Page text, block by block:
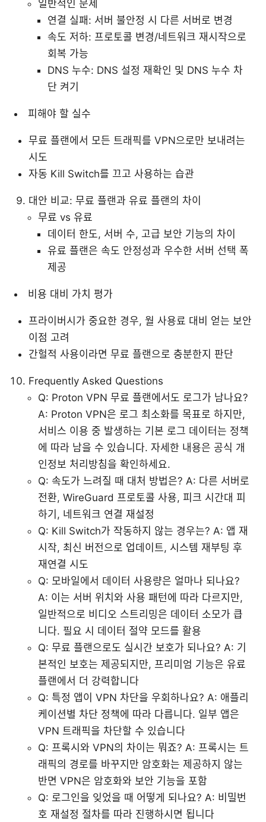
일반적인 문제
연결 실패: 서버 불안정 시 다른 서버로 변경
속도 저하: 프로토콜 변경/네트워크 재시작으로
회복 가능
DNS 누수: DNS 설정 재확인 및 DNS 누수 차
단 켜기
피해야 할 실수
무료 플랜에서 모든 트래픽를 VPN으로만 보내려는
시도
자동 Kill Switch를 끄고 사용하는 습관
대안 비교: 무료 플랜과 유료 플랜의 차이
무료 vs 유료
데이터 한도, 서버 수, 고급 보안 기능의 차이
유료 플랜은 속도 안정성과 우수한 서버 선택 폭
제공
비용 대비 가치 평가
프라이버시가 중요한 경우, 월 사용료 대비 얻는 보안
이점 고려
간헐적 사용이라면 무료 플랜으로 충분한지 판단
Frequently Asked Questions
Q: Proton VPN 무료 플랜에서도 로그가 남나요?
A: Proton VPN은 로그 최소화를 목표로 하지만,
서비스 이용 중 발생하는 기본 로그 데이터는 정책
에 따라 남을 수 있습니다. 자세한 내용은 공식 개
인정보 처리방침을 확인하세요.
Q: 속도가 느려질 때 대처 방법은? A: 다른 서버로
전환, WireGuard 프로토콜 사용, 피크 시간대 피
하기, 네트워크 연결 재설정
Q: Kill Switch가 작동하지 않는 경우는? A: 앱 재
시작, 최신 버전으로 업데이트, 시스템 재부팅 후
재연결 시도
Q: 모바일에서 데이터 사용량은 얼마나 되나요?
A: 이는 서버 위치와 사용 패턴에 따라 다르지만,
일반적으로 비디오 스트리밍은 데이터 소모가 큽
니다. 필요 시 데이터 절약 모드를 활용
Q: 무료 플랜으로도 실시간 보호가 되나요? A: 기
본적인 보호는 제공되지만, 프리미엄 기능은 유료
플랜에서 더 강력합니다
Q: 특정 앱이 VPN 차단을 우회하나요? A: 애플리
케이션별 차단 정책에 따라 다릅니다. 일부 앱은
VPN 트래픽을 차단할 수 있습니다
Q: 프록시와 VPN의 차이는 뭐죠? A: 프록시는 트
래픽의 경로를 바꾸지만 암호화는 제공하지 않는
반면 VPN은 암호화와 보안 기능을 포함
Q: 로그인을 잊었을 때 어떻게 되나요? A: 비밀번
호 재설정 절차를 따라 진행하시면 됩니다